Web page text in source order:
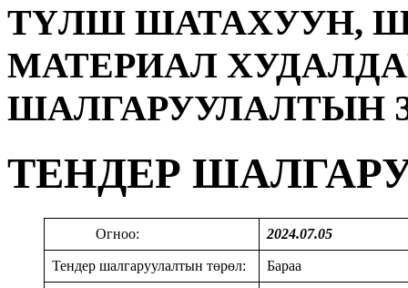
ТҮЛШ ШАТАХУУН,
МАТЕРИАЛ
ШАЛГАРУУЛАЛТЫН
ТЕНДЕР
Огноо: 2024.07.05
Тендер шалгаруулалтын төрөл: Бараа